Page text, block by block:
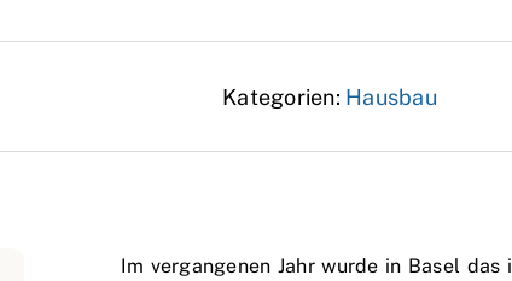
Kategorien: Hausbau
Im vergangenen Jahr wurde in Basel